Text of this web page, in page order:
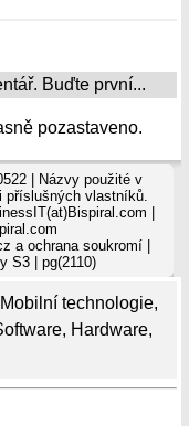
Mobilní technologie,
, Hardware,
Buďte první...
pozastaveno.
| Názvy použité v
příslušných vlastníků.
|
a ochrana soukromí|
S3| pg(2110)